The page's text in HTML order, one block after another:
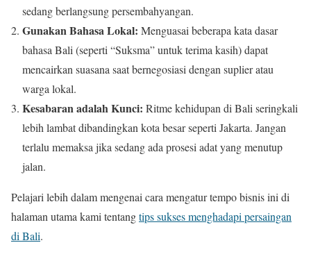
sedang berlangsung persembahyangan.
Gunakan Bahasa Lokal: Menguasai beberapa kata dasar
bahasa Bali (seperti “Suksma” untuk terima kasih) dapat
mencairkan suasana saat bernegosiasi dengan suplier atau
warga lokal.
Kesabaran adalah Kunci: Ritme kehidupan di Bali seringkali
lebih lambat dibandingkan kota besar seperti Jakarta. Jangan
terlalu memaksa jika sedang ada prosesi adat yang menutup
jalan.
Pelajari lebih dalam mengenai cara mengatur tempo bisnis ini di
halaman utama kami tentangtips sukses menghadapi persaingan
di Bali.